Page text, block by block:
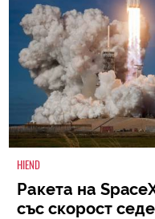
HIEND
Ракета на
със скорост